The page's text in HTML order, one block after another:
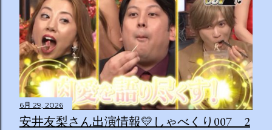
6月 29, 2026
安井友梨さん出演情報💛しゃべくり007 2